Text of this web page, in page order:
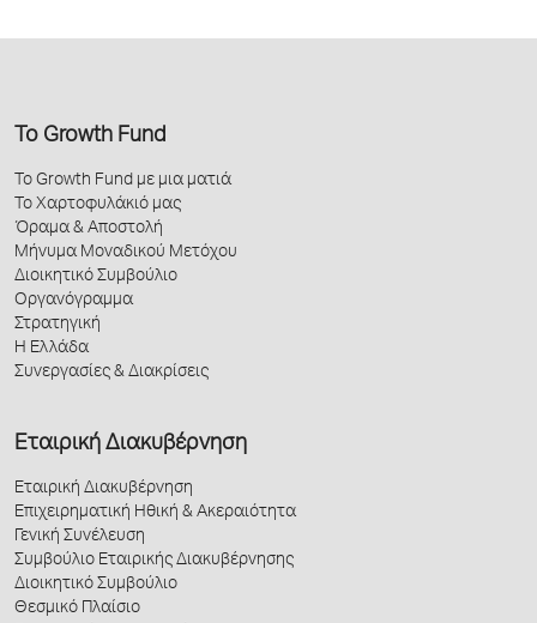
Το Growth Fund
Το Growth Fund με μια ματιά
Το Χαρτοφυλάκιό μας
Όραμα & Αποστολή
Μήνυμα Μοναδικού Μετόχου
Διοικητικό Συμβούλιο
Οργανόγραμμα
Στρατηγική
Η Ελλάδα
Συνεργασίες & Διακρίσεις
Εταιρική Διακυβέρνηση
Εταιρική Διακυβέρνηση
Επιχειρηματική Ηθική & Ακεραιότητα
Γενική Συνέλευση
Συμβούλιο Εταιρικής Διακυβέρνησης
Διοικητικό Συμβούλιο
Θεσμικό Πλαίσιο